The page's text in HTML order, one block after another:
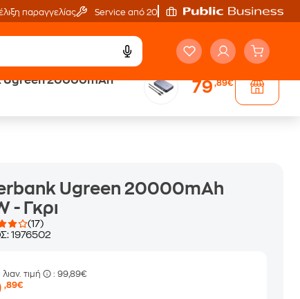
παραγγελίας Service από 20'
Ugreen 20000mAh
79,89€
Ugreen 20000mAh
- Γκρι
(17)
1976502
λιαν. τιμή : 99,89€
,89€